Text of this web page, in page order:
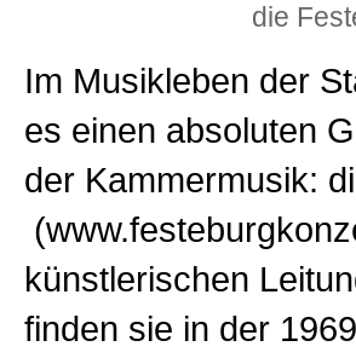
die
Im Musikleben der
es einen absoluten
der Kammermusik:
künstlerischen
finden sie in der